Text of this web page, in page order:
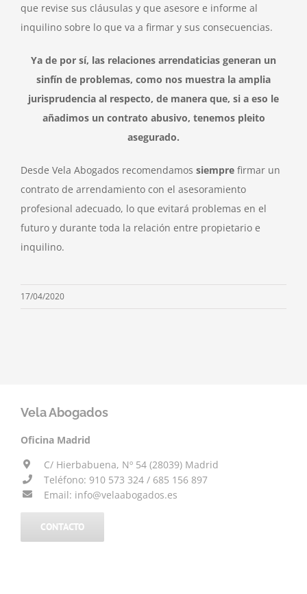
que revise sus cláusulas y que asesore e informe al
inquilino sobre lo que va a firmar y sus consecuencias.
Ya de por sí, las relaciones arrendaticias generan un
sinfín de problemas, como nos muestra la amplia
jurisprudencia al respecto, de manera que, si a eso le
añadimos un contrato abusivo, tenemos pleito
asegurado.
Desde Vela Abogados recomendamos siempre firmar un
contrato de arrendamiento con el asesoramiento
profesional adecuado, lo que evitará problemas en el
futuro y durante toda la relación entre propietario e
inquilino.
17/04/2020
Vela Abogados
Oficina Madrid
C/ Hierbabuena, Nº 54 (28039) Madrid
Teléfono: 910 573 324 / 685 156 897
Email: info@velaabogados.es
CONTACTO